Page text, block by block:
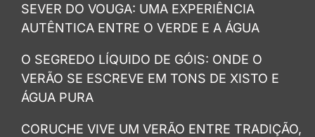
SEVER DO VOUGA: UMA EXPERIÊNCIA
AUTÊNTICA ENTRE O VERDE E A ÁGUA
O SEGREDO LÍQUIDO DE GÓIS: ONDE O
VERÃO SE ESCREVE EM TONS DE XISTO E
ÁGUA PURA
CORUCHE VIVE UM VERÃO ENTRE TRADIÇÃO,